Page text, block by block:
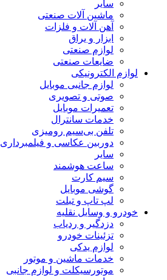
سایر
ماشین آلات صنعتی
آهن آلات و فلزات
ابزار و یراق
لوازم صنعتی
ضایعات صنعتی
لوازم الکترونیکی
لوازم جانبی موبایل
صوتی و تصویری
تعمیرات موبایل
خدمات سانترال
تلفن بی‌سیم رومیزی
دوربین عکاسی و فیلمبرداری
سایر
ساعت هوشمند
سیم کارت
گوشی موبایل
لپ تاپ و تبلت
خودرو و وسایل نقلیه
دزدگیر و ردیاب
تزئینات خودرو
لوازم یدکی
خدمات ماشین و موتور
موتورسیکلت و لوازم جانبی